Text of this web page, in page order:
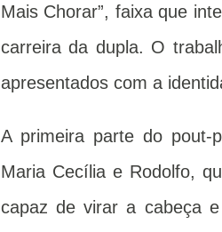
Mais Chorar”, faixa que
carreira da dupla. O
apresentados com a
A primeira parte do pout-
Maria Cecília e Rodolfo,
capaz de virar a cabeça